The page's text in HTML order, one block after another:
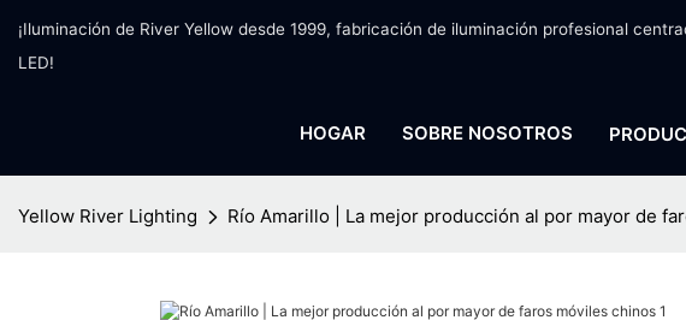
¡Iluminación de River Yellow desde 1999, fabricación de iluminación profesional
LED!
HOGAR SOBRE NOSOTROS
Yellow River Lighting Río Amarillo | La mejor producción al por mayor de